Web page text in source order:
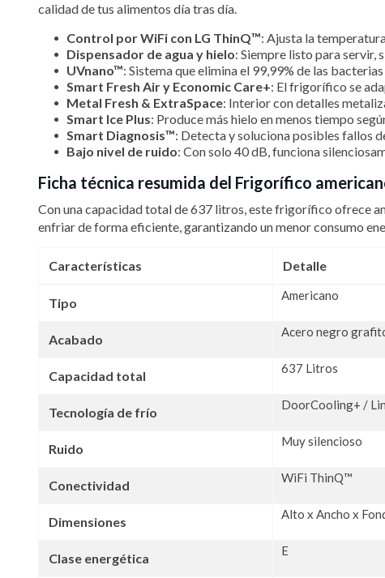
calidad de tus alimentos día tras día.
Control por WiFi con LG ThinQ™: Ajusta la
Dispensador de agua y hielo: Siempre listo para servir,
UVnano™: Sistema que elimina el 99,99% de las
Smart Fresh Air y Economic Care+: El frigorífico se
Metal Fresh & ExtraSpace: Interior con detalles
Smart Ice Plus: Produce más hielo en menos tiempo
Smart Diagnosis™: Detecta y soluciona posibles fallos
Bajo nivel de ruido: Con solo 40 dB, funciona
Ficha técnica resumida del Frigorífico
Con una capacidad total de 637 litros, este frigorífico ofrece
enfriar de forma eficiente, garantizando un menor consumo
Características Detalle
Tipo Americano
Acabado Acero negro
Capacidad total 637 Litros
Tecnología de frío DoorCooling+ /
Ruido Muy silencioso
Conectividad WiFi ThinQ™
Dimensiones Alto x Ancho x
Clase energética E